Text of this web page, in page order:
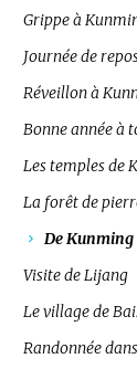
Grippe à
Journée de
Réveillon à
Bonne année à
Les temples de
La forêt de
De
Visite de Lijang
Le village de
Randonnée